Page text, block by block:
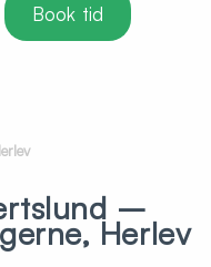
Book tid
–
Herlev